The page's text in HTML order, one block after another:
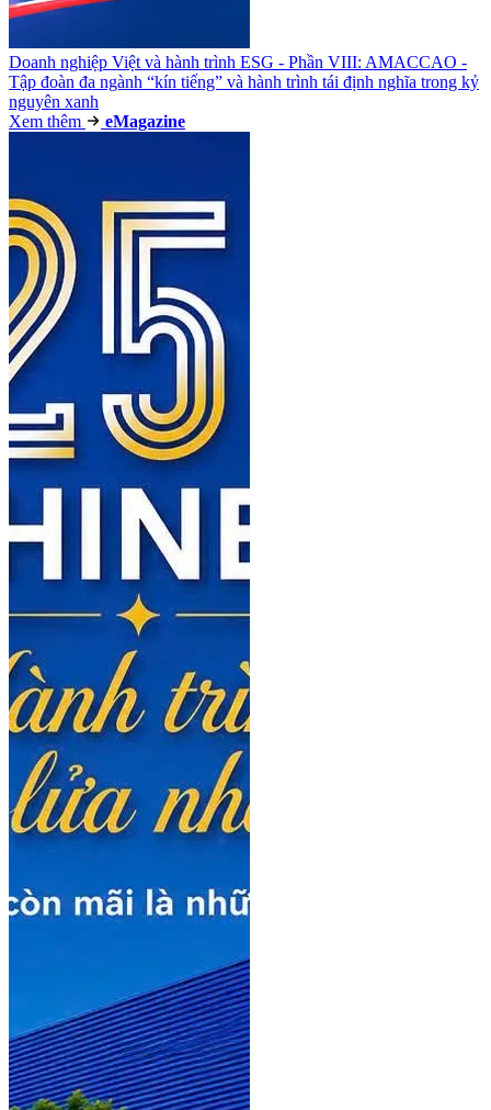
Doanh nghiệp Việt và hành trình ESG - Phần VIII: AMACCAO -
Tập đoàn đa ngành “kín tiếng” và hành trình tái định nghĩa trong kỷ
nguyên xanh
Xem thêm
eMagazine